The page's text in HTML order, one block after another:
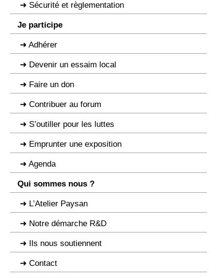
Sécurité et règlementation
Je participe
Adhérer
Devenir un essaim local
Faire un don
Contribuer au forum
S’outiller pour les luttes
Emprunter une exposition
Agenda
Qui sommes nous ?
L’Atelier Paysan
Notre démarche R&D
Ils nous soutiennent
Contact